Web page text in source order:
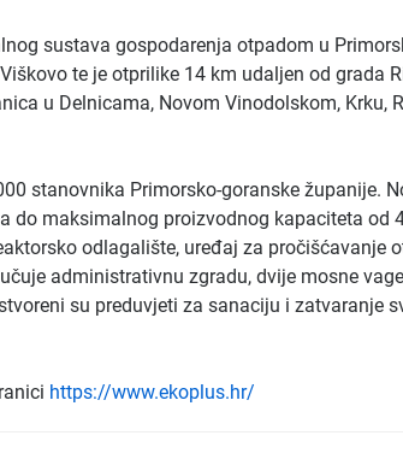
sustava gospodarenja otpadom u
te je otprilike 14 km udaljen od grada
u Delnicama, Novom Vinodolskom, Krku,
stanovnika Primorsko-goranske županije.
do maksimalnog proizvodnog kapaciteta od
odlagalište, uređaj za pročišćavanje
administrativnu zgradu, dvije mosne
su preduvjeti za sanaciju i zatvaranje
https://www.ekoplus.hr/